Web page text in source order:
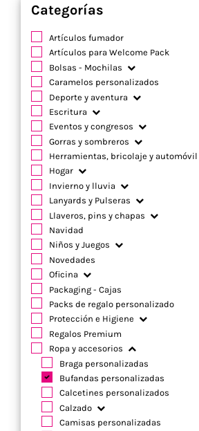
Categorías
Artículos fumador
Artículos para Welcome Pack
Bolsas - Mochilas
Caramelos personalizados
Deporte y aventura
Escritura
Eventos y congresos
Gorras y sombreros
Herramientas, bricolaje y automóvil
Hogar
Invierno y lluvia
Lanyards y Pulseras
Llaveros, pins y chapas
Navidad
Niños y Juegos
Novedades
Oficina
Packaging - Cajas
Packs de regalo personalizado
Protección e Higiene
Regalos Premium
Ropa y accesorios
Braga personalizadas
Bufandas personalizadas
Calcetines personalizados
Calzado
Camisas personalizadas